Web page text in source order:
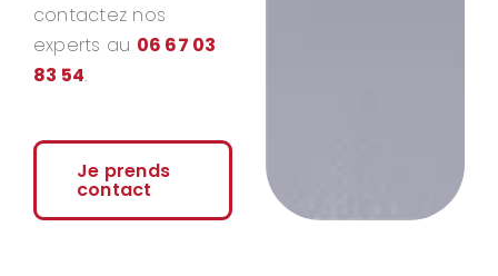
contactez nos
experts au 06 67 03
83 54.
Je prends
contact